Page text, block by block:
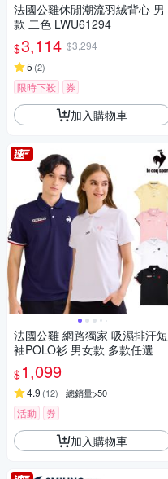
法國公雞休閒潮流羽絨背心 男
款 二色 LWU61294
$3,114 $3,294
5 (2)
限時下殺 券
加入購物車
法國公雞 網路獨家 吸濕排汗短
袖POLO衫 男女款 多款任選
$1,099
4.9 (12) 總銷量>50
活動 券
加入購物車